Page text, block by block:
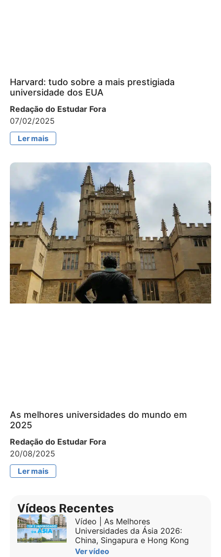
Harvard: tudo sobre a mais prestigiada
universidade dos EUA
Redação do Estudar Fora
07/02/2025
Ler mais
As melhores universidades do mundo em
2025
Redação do Estudar Fora
20/08/2025
Ler mais
Vídeos Recentes
Vídeo | As Melhores
Universidades da Ásia 2026:
China, Singapura e Hong Kong
Ver vídeo